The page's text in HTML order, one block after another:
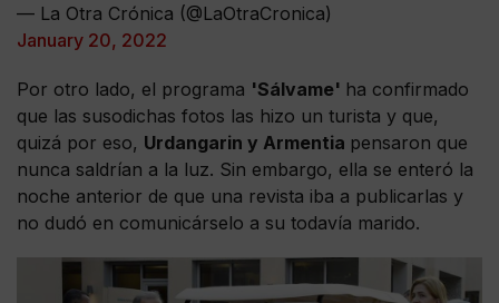
— La Otra Crónica (@LaOtraCronica)
January 20, 2022
Por otro lado, el programa 'Sálvame' ha confirmado
que las susodichas fotos las hizo un turista y que,
quizá por eso, Urdangarin y Armentia pensaron que
nunca saldrían a la luz. Sin embargo, ella se enteró la
noche anterior de que una revista iba a publicarlas y
no dudó en comunicárselo a su todavía marido.